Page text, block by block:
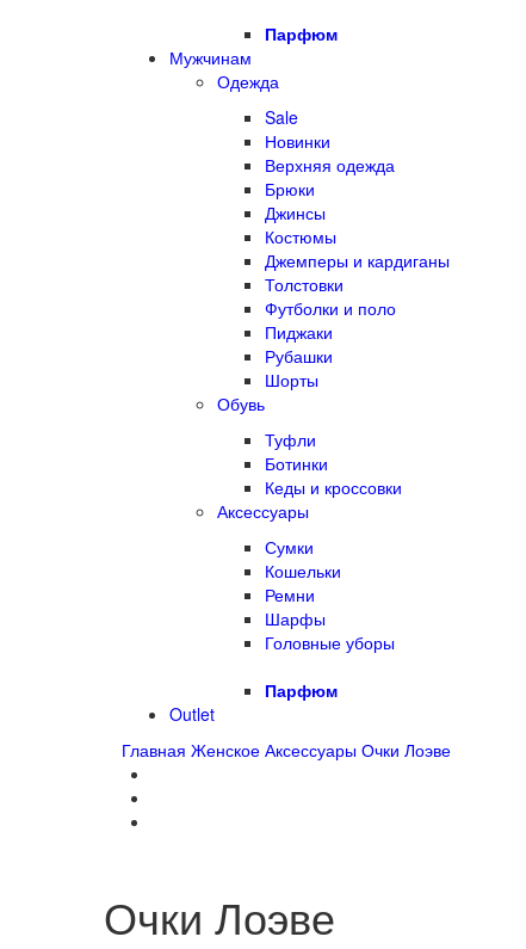
Парфюм
Мужчинам
Одежда
Sale
Новинки
Верхняя одежда
Брюки
Джинсы
Костюмы
Джемперы и кардиганы
Толстовки
Футболки и поло
Пиджаки
Рубашки
Шорты
Обувь
Туфли
Ботинки
Кеды и кроссовки
Аксессуары
Сумки
Кошельки
Ремни
Шарфы
Головные уборы
Парфюм
Outlet
Главная Женское Аксессуары Очки Лоэве
Очки Лоэве